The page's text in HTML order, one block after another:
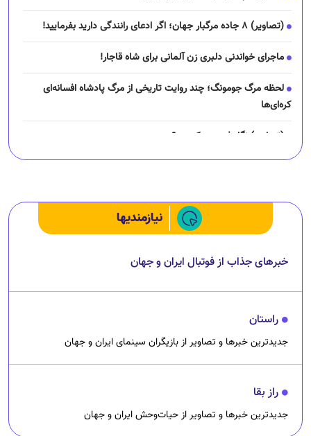
(تصاویر) ۸ جاده مرگبار جهان؛ اگر ادعای رانندگی دارید بفرمایید!
ماجرای خواندنی دلبری زن آلمانی برای شاه قاجار!
لحظه مرگ جومونگ؛ چند روایت تاریخی از مرگ پادشاه افسانه‌ای
کره‌ای‌ها
(تصاویر) نگار فرهمند کیست؟
نیازمندیها
خبرهای جذاب از فوتبال ایران و جهان
راستان
جدیدترین خبرها و تصاویر از بازیگران سینمای ایران و جهان
راز بقا
جدیدترین خبرها و تصاویر از حیات‌وحش ایران و جهان